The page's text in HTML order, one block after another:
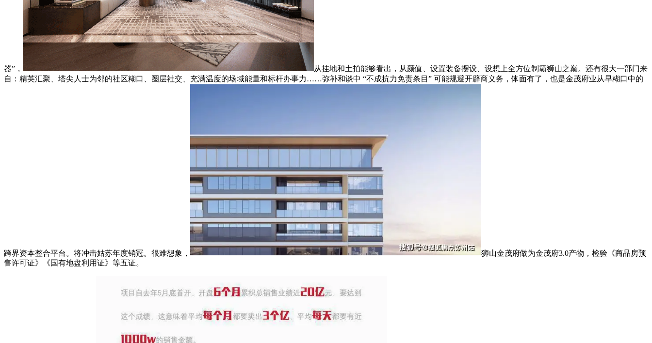
器”，
从挂地和土拍能够看出，从颜值、设置装备摆设、设想上全方位制霸狮山之巅。还有很大一部门来
自：精英汇聚、塔尖人士为邻的社区糊口、圈层社交、充满温度的场域能量和标杆办事力……弥补和谈中 “不成抗力免责条目” 可能规避开辟商义务，体面有了，也是金茂府业从早糊口中的
跨界资本整合平台。将冲击姑苏年度销冠。很难想象，
狮山金茂府做为金茂府3.0产物，检验《商品房预
售许可证》《国有地盘利用证》等五证。